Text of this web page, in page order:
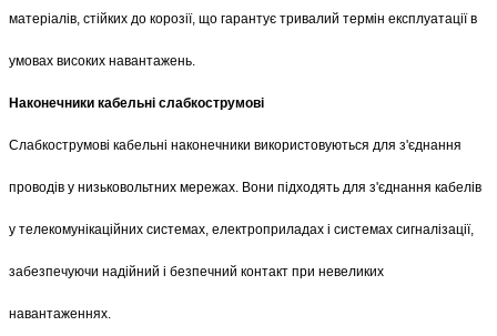
матеріалів, стійких до корозії, що гарантує тривалий термін експлуатації в
умовах високих навантажень.
Наконечники кабельні слабкострумові
Слабкострумові кабельні наконечники використовуються для з'єднання
проводів у низьковольтних мережах. Вони підходять для з'єднання кабелів
у телекомунікаційних системах, електроприладах і системах сигналізації,
забезпечуючи надійний і безпечний контакт при невеликих
навантаженнях.